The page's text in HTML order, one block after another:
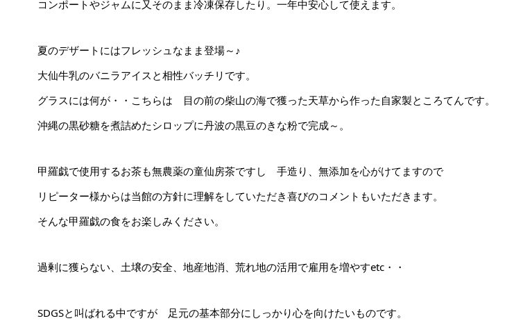
コンポートやジャムに又そのまま冷凍保存したり。一年中安心して使えます。
夏のデザートにはフレッシュなまま登場～♪
大仙牛乳のバニラアイスと相性バッチリです。
グラスには何が・・こちらは 目の前の柴山の海で獲った天草から作った自家製ところてんです。
沖縄の黒砂糖を煮詰めたシロップに丹波の黒豆のきな粉で完成～。
甲羅戯で使用するお茶も無農薬の童仙房茶ですし 手造り、無添加を心がけてますので
リピーター様からは当館の方針に理解をしていただき喜びのコメントもいただきます。
そんな甲羅戯の食をお楽しみください。
過剰に獲らない、土壌の安全、地産地消、荒れ地の活用で雇用を増やすetc・・
SDGSと叫ばれる中ですが 足元の基本部分にしっかり心を向けたいものです。